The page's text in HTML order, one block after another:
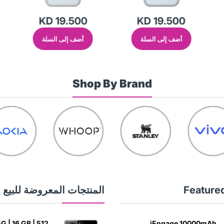
KD 19.500
أضف إلى السلة
KD 19.500
أضف إلى السلة
Shop By Brand
المنتجات المعروضة للبيع